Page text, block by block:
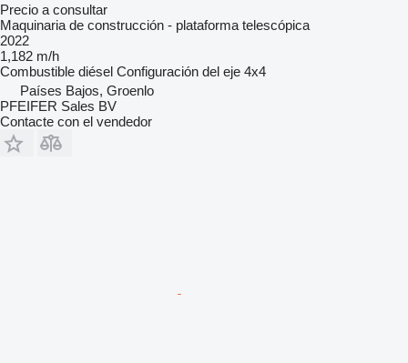
Precio a consultar
Maquinaria de construcción - plataforma telescópica
2022
1,182 m/h
Combustible diésel Configuración del eje 4x4
Países Bajos, Groenlo
PFEIFER Sales BV
Contacte con el vendedor